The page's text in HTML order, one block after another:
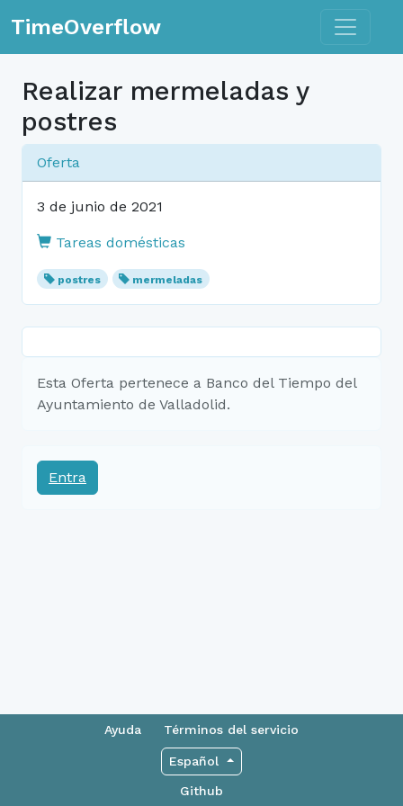
TimeOverflow Toggle
Realizar mermeladas y
postres
Oferta
3 de junio de 2021
Tareas domésticas
postres mermeladas
Esta Oferta pertenece a Banco del Tiempo del
Ayuntamiento de Valladolid.
Entra
Ayuda Términos del servicio
Español
Github